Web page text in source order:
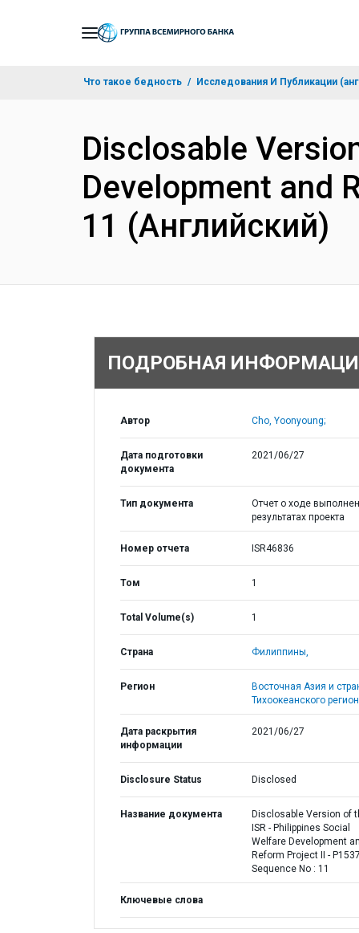
Что такое бедность Исследования И Публикации
Disclosable
Development and
11 (Английский)
ПОДРОБНАЯ
Автор Cho, Yoonyoung;
Дата подготовки
документа
2021/06/27
Тип документа
Отчет о ходе
результатах проекта
Номер отчета ISR46836
Том 1
Total Volume(s) 1
Страна Филиппины,
Регион
Восточная Азия и
Тихоокеанского
Дата раскрытия
информации
2021/06/27
Disclosure Status Disclosed
Название документа
Disclosable Version of
ISR - Philippines Social
Welfare Development
Reform Project II -
Sequence No : 11
Ключевые слова